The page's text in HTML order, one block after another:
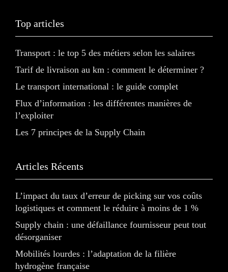
Top articles
Transport : le top 5 des métiers selon les salaires
Tarif de livraison au km : comment le déterminer ?
Le transport international : le guide complet
Flux d’information : les différentes manières de
l’exploiter
Les 7 principes de la Supply Chain
Articles Récents
L’impact du taux d’erreur de picking sur vos coûts
logistiques et comment le réduire à moins de 1 %
Supply chain : une défaillance fournisseur peut tout
désorganiser
Mobilités lourdes : l’adaptation de la filière
hydrogène française